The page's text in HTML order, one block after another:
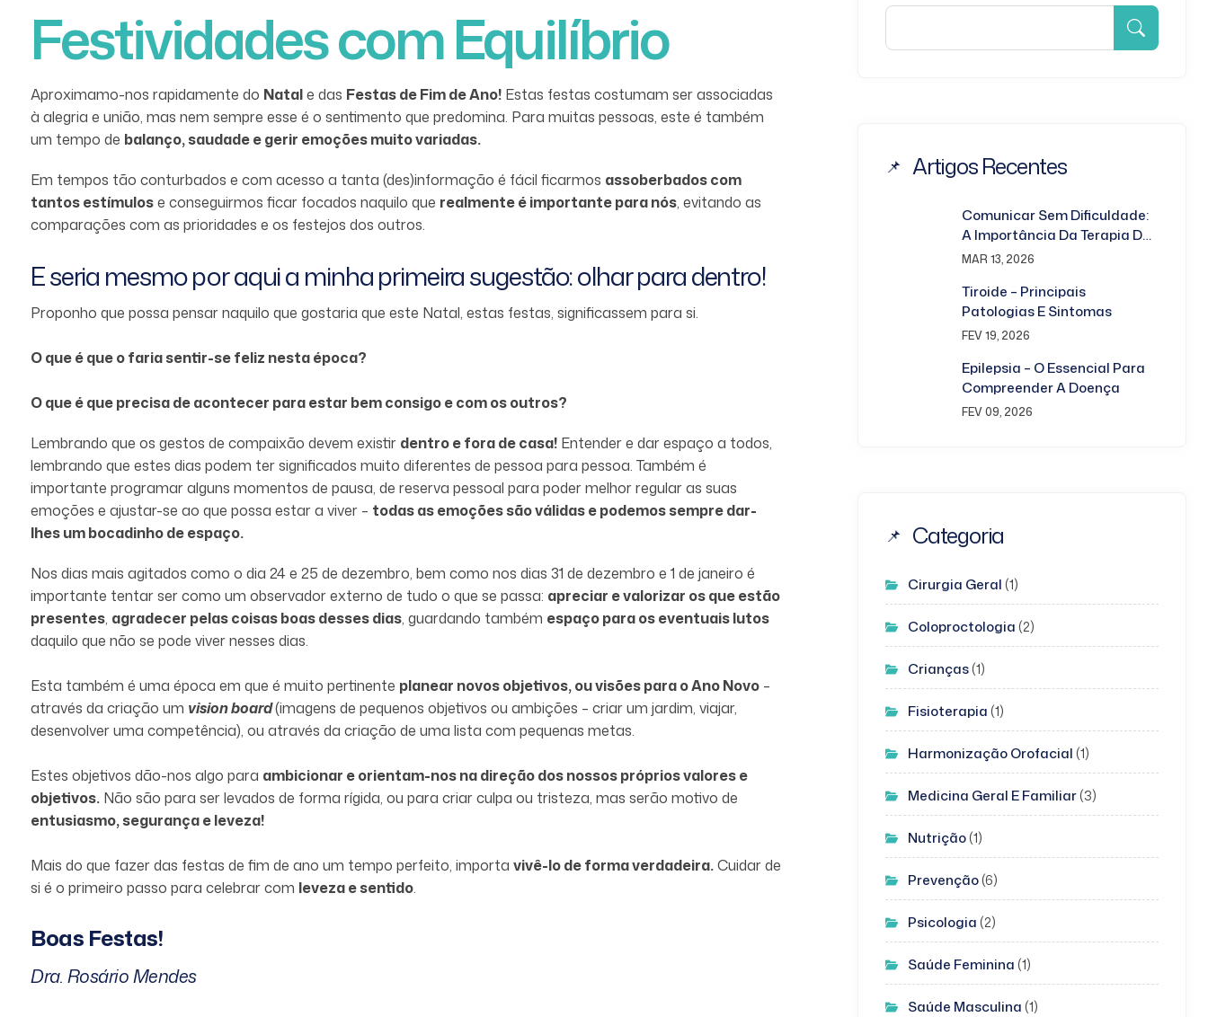
Festividades com Equilíbrio
Aproximamo-nos rapidamente do Natale das Festas de Fim de Ano! Estas festas costumam ser associadas
à alegria e união, mas nem sempre esse é o sentimento que predomina. Para muitas pessoas, este é também
um tempo de balanço, saudade e gerir emoções muito variadas.
Em tempos tão conturbados e com acesso a tanta (des)informação é fácil ficarmos assoberbados com
tantos estímulose conseguirmos ficar focados naquilo que realmente é importante para nós, evitando as
comparações com as prioridades e os festejos dos outros.
E seria mesmo por aqui a minha primeira sugestão: olhar para dentro!
Proponho que possa pensar naquilo que gostaria que este Natal, estas festas, significassem para si.
O que é que o faria sentir-se feliz nesta época?
O que é que precisa de acontecer para estar bem consigo e com os outros?
Lembrando que os gestos de compaixão devem existir dentro e fora de casa! Entender e dar espaço a todos,
lembrando que estes dias podem ter significados muito diferentes de pessoa para pessoa. Também é
importante programar alguns momentos de pausa, de reserva pessoal para poder melhor regular as suas
emoções e ajustar-se ao que possa estar a viver – todas as emoções são válidas e podemos sempre dar-
lhes um bocadinho de espaço.
Nos dias mais agitados como o dia 24 e 25 de dezembro, bem como nos dias 31 de dezembro e 1 de janeiro é
importante tentar ser como um observador externo de tudo o que se passa: apreciar e valorizar os que estão
presentes, agradecer pelas coisas boas desses dias, guardando também espaço para os eventuais lutos
daquilo que não se pode viver nesses dias.
Esta também é uma época em que é muito pertinente planear novos objetivos, ou visões para o Ano Novo –
através da criação um vision board(imagens de pequenos objetivos ou ambições – criar um jardim, viajar,
desenvolver uma competência), ou através da criação de uma lista com pequenas metas.
Estes objetivos dão-nos algo para ambicionar e orientam-nos na direção dos nossos próprios valores e
objetivos. Não são para ser levados de forma rígida, ou para criar culpa ou tristeza, mas serão motivo de
entusiasmo, segurança e leveza!
Mais do que fazer das festas de fim de ano um tempo perfeito, importa vivê-lo de forma verdadeira.Cuidar de
si é o primeiro passo para celebrar com leveza e sentido.
Boas Festas!
Dra. Rosário Mendes
Artigos Recentes
Comunicar Sem Dificuldade:
A Importância Da Terapia Da
Fala Nas Crianças
MAR 13, 2026
Tiroide – Principais
Patologias E Sintomas
FEV 19, 2026
Epilepsia – O Essencial Para
Compreender A Doença
FEV 09, 2026
Categoria
Cirurgia Geral (1)
Coloproctologia (2)
Crianças(1)
Fisioterapia (1)
Harmonização Orofacial (1)
Medicina Geral E Familiar(3)
Nutrição(1)
Prevenção(6)
Psicologia (2)
Saúde Feminina (1)
Saúde Masculina (1)